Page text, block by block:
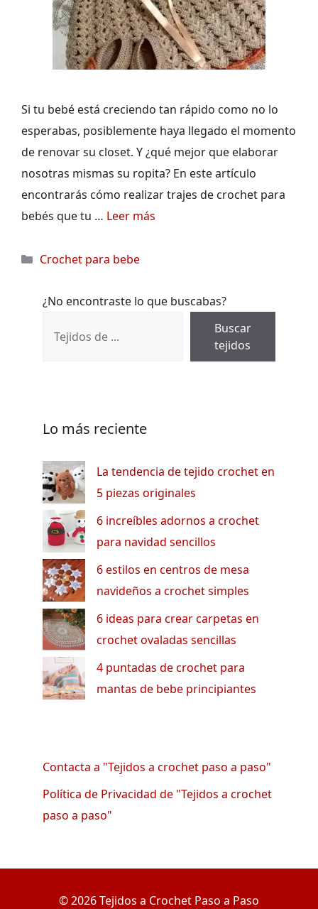
Si tu bebé está creciendo tan rápido como no lo
esperabas, posiblemente haya llegado el momento
de renovar su closet. Y ¿qué mejor que elaborar
nosotras mismas su ropita? En este artículo
encontrarás cómo realizar trajes de crochet para
bebés que tu … Leer más
Categorías
Crochet para bebe
¿No encontraste lo que buscabas?
Buscar
tejidos
Lo más reciente
La tendencia de tejido crochet en
5 piezas originales
6 increíbles adornos a crochet
para navidad sencillos
6 estilos en centros de mesa
navideños a crochet simples
6 ideas para crear carpetas en
crochet ovaladas sencillas
4 puntadas de crochet para
mantas de bebe principiantes
Contacta a "Tejidos a crochet paso a paso"
Política de Privacidad de "Tejidos a crochet
paso a paso"
© 2026 Tejidos a Crochet Paso a Paso